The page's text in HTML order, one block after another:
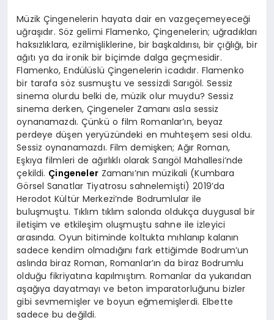
Müzik Çingenelerin hayata dair en vazgeçemeyeceği
uğraşıdır. Söz gelimi Flamenko, Çingenelerin; uğradıkları
haksızlıklara, ezilmişliklerine, bir başkaldırısı, bir çığlığı, bir
ağıtı ya da ironik bir biçimde dalga geçmesidir.
Flamenko, Endülüslü Çingenelerin icadıdır. Flamenko
bir tarafa söz susmuştu ve sessizdi Sarıgöl. Sessiz
sinema olurdu belki de, müzik olur muydu? Sessiz
sinema derken, Çingeneler Zamanı asla sessiz
oynanamazdı. Çünkü o film Romanlar’ın, beyaz
perdeye düşen yeryüzündeki en muhteşem sesi oldu.
Sessiz oynanamazdı. Film demişken; Ağır Roman,
Eşkıya filmleri de ağırlıklı olarak Sarıgöl Mahallesi’nde
çekildi. ÇingenelerZamanı’nın müzikali (Kumbara
Görsel Sanatlar Tiyatrosu sahnelemişti) 2019’da
Herodot Kültür Merkezi’nde Bodrumlular ile
buluşmuştu. Tıklım tıklım salonda oldukça duygusal bir
iletişim ve etkileşim oluşmuştu sahne ile izleyici
arasında. Oyun bitiminde koltukta mıhlanıp kalanın
sadece kendim olmadığını fark ettiğimde Bodrum’un
aslında biraz Roman, Romanlar’ın da biraz Bodrumlu
olduğu fikriyatına kapılmıştım. Romanlar da yukarıdan
aşağıya dayatmayı ve beton imparatorluğunu bizler
gibi sevmemişler ve boyun eğmemişlerdi. Elbette
sadece bu değildi.